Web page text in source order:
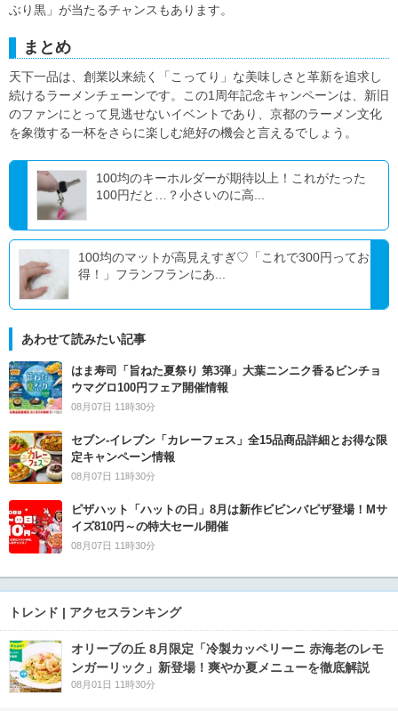
ぶり黒」が当たるチャンスもあります。
まとめ
天下一品は、創業以来続く「こってり」な美味しさと革新を追求し
続けるラーメンチェーンです。この1周年記念キャンペーンは、新旧
のファンにとって見逃せないイベントであり、京都のラーメン文化
を象徴する一杯をさらに楽しむ絶好の機会と言えるでしょう。
100均のキーホルダーが期待以上！これがたった
100円だと…？小さいのに高...
100均のマットが高見えすぎ♡「これで300円ってお
得！」フランフランにあ...
あわせて読みたい記事
はま寿司「旨ねた夏祭り 第3弾」大葉ニンニク香るビンチョ
ウマグロ100円フェア開催情報
08月07日 11時30分
セブン‐イレブン「カレーフェス」全15品商品詳細とお得な限
定キャンペーン情報
08月07日 11時30分
ピザハット「ハットの日」8月は新作ビビンバピザ登場！Mサ
イズ810円～の特大セール開催
08月07日 11時30分
トレンド | アクセスランキング
オリーブの丘 8月限定「冷製カッペリーニ 赤海老のレモ
ンガーリック」新登場！爽やか夏メニューを徹底解説
08月01日 11時30分